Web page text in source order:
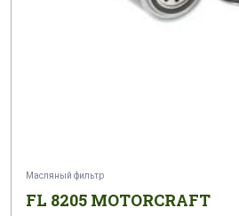
Масляный фильтр
FL 8205 MOTORCRAFT